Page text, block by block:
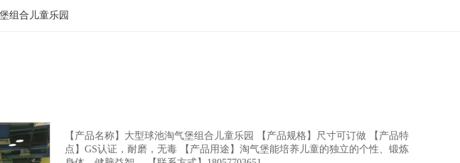
组合儿童乐园
【产品名称】大型球池淘气堡组合儿童乐园 【产品规格】尺寸可订做 【产品特
点】GS认证，耐磨，无毒 【产品用途】淘气堡能培养儿童的独立的个性、锻炼